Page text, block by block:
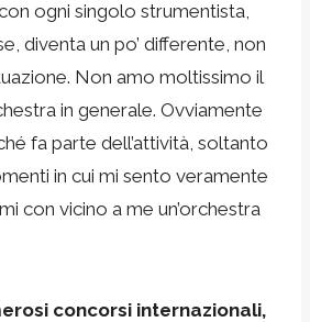
ogni singolo strumentista,
diventa un po’ differente, non
Non amo moltissimo il
in generale. Ovviamente
fa parte dell’attività, soltanto
in cui mi sento veramente
con vicino a me un’orchestra
concorsi internazionali,